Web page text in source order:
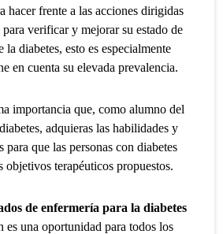
hacer frente a las acciones dirigidas
verificar y mejorar su estado de
la diabetes, esto es especialmente
en cuenta su elevada prevalencia.
importancia que, como alumno del
adquieras las habilidades y
para que las personas con diabetes
objetivos terapéuticos propuestos.
de enfermería para la diabetes
una oportunidad para todos los